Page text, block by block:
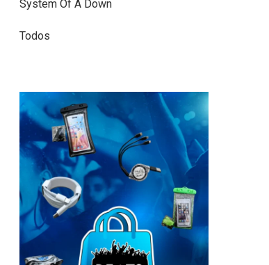
System Of A Down
Todos